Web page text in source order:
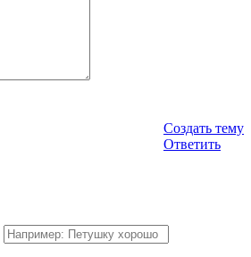
Создать тему
Ответить